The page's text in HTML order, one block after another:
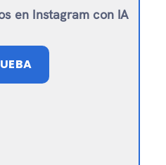
en Instagram con IA